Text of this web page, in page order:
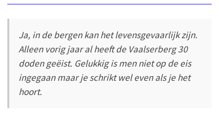
Ja, in de bergen kan het levensgevaarlijk zijn.
Alleen vorig jaar al heeft de Vaalserberg 30
doden geëist. Gelukkig is men niet op de eis
ingegaan maar je schrikt wel even als je het
hoort.